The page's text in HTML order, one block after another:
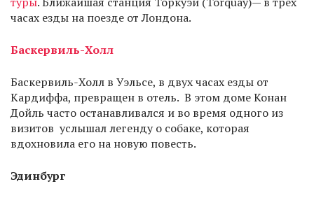
часах езды на поезде от Лондона.
Баскервиль-Холл
Баскервиль-Холл в Уэльсе, в двух часах езды от
Кардиффа, превращен в отель. В этом доме Конан
Дойль часто останавливался и во время одного из
визитов услышал легенду о собаке, которая
вдохновила его на новую повесть.
Эдинбург